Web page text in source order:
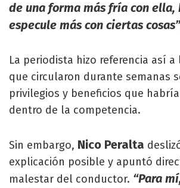
de una forma más fría con ella,
especule más con ciertas cosas”
La periodista hizo referencia así a
que circularon durante semanas
privilegios y beneficios que
dentro de la competencia.
Sin embargo, Nico Peralta
explicación posible y apuntó
malestar del conductor. “Para